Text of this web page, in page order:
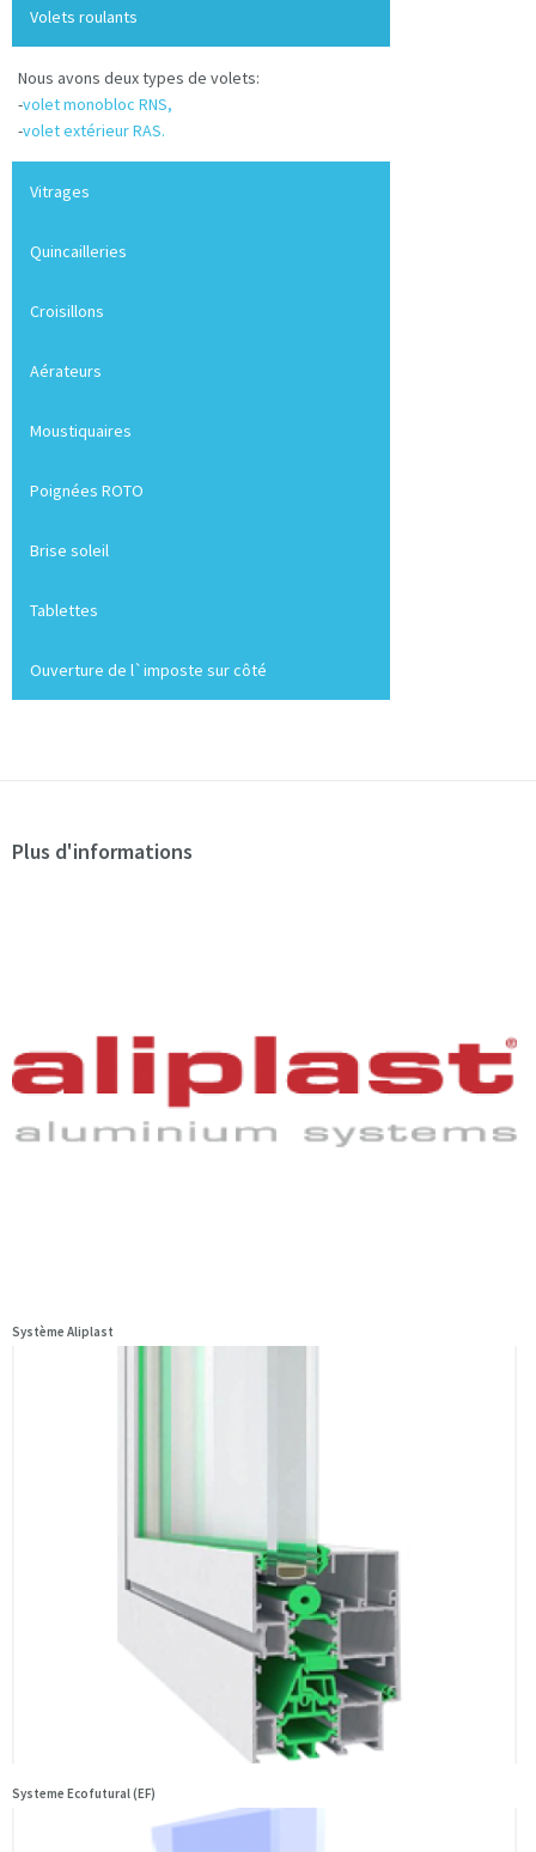
Volets roulants
Nous avons deux types de volets:
-volet monobloc RNS,
-volet extérieur RAS.
Vitrages
Quincailleries
Croisillons
Aérateurs
Moustiquaires
Poignées ROTO
Brise soleil
Tablettes
Ouverture de l`imposte sur côté
Plus d'informations
Système Aliplast
Systeme Ecofutural (EF)